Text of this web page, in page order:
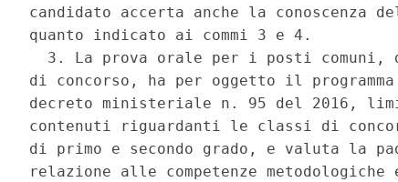
candidato accerta anche la conoscenza
quanto indicato ai commi 3 e 4.
3. La prova orale per i posti comuni,
di concorso, ha per oggetto il
decreto ministeriale n. 95 del 2016,
contenuti riguardanti le classi di
di primo e secondo grado, e valuta la
relazione alle competenze